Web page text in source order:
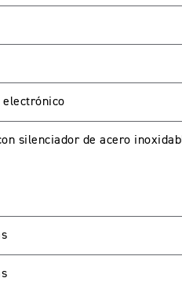
electrónico
silenciador de acero